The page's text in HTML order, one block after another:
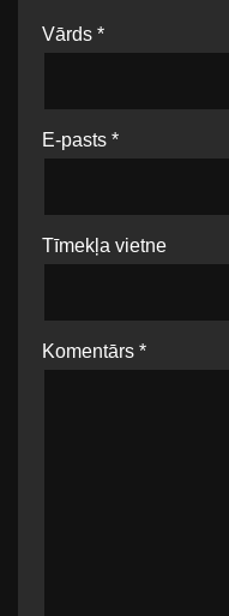
Vārds *
E-pasts *
Tīmekļa vietne
Komentārs *